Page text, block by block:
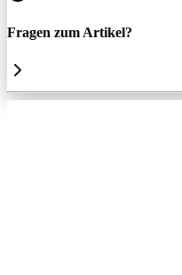
Fragen zum Artikel?